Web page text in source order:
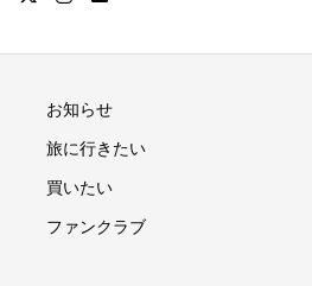
お知らせ
旅に行きたい
買いたい
ファンクラブ